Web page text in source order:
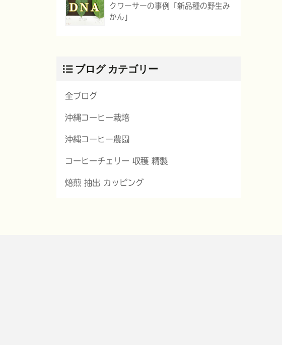
クワーサーの事例「新品種の野生み
かん」
ブログ カテゴリー
全ブログ
沖縄コーヒー栽培
沖縄コーヒー農園
コーヒーチェリー 収穫 精製
焙煎 抽出 カッピング